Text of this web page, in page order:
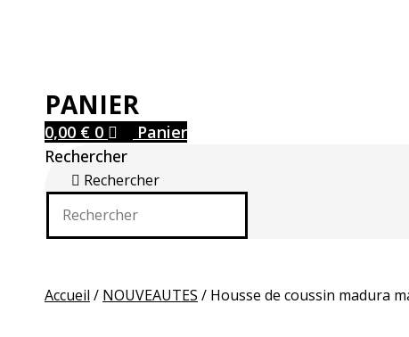
0,00 € 0
Panier
Rechercher
Rechercher
Accueil / NOUVEAUTES / Housse de coussin madura